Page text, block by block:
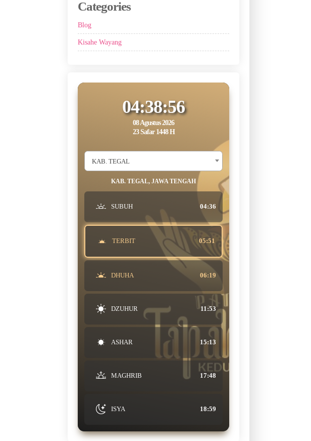
Categories
Blog
Kisahe Wayang
04:38:57
08 Agustus 2026
23 Safar 1448 H
KAB. TEGAL
KAB. TEGAL, JAWA TENGAH
SUBUH 04:36
TERBIT 05:51
DHUHA 06:19
DZUHUR 11:53
ASHAR 15:13
MAGHRIB 17:48
ISYA 18:59